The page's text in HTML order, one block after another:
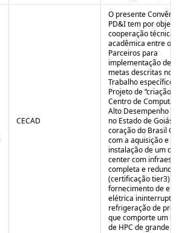
CECAD
O presente
PD&I tem por
cooperação técnica
acadêmica entre os
Parceiros para
implementação de
metas descritas no
Trabalho específico
Projeto de “criação
Centro de
Alto Desempenho
no Estado de
coração do Brasil
com a aquisição e
instalação de um
center com
completa e
(certificação tier3)
fornecimento de
elétrica
refrigeração de
que comporte um
de HPC de grande